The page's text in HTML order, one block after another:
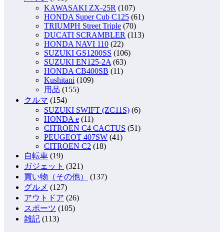
KAWASAKI ZX-25R (107)
HONDA Super Cub C125 (61)
TRIUMPH Street Triple (70)
DUCATI SCRAMBLER (113)
HONDA NAVI 110 (22)
SUZUKI GS1200SS (106)
SUZUKI EN125-2A (63)
HONDA CB400SB (11)
Kushitani (109)
用品 (155)
クルマ (154)
SUZUKI SWIFT (ZC11S) (6)
HONDA e (11)
CITROEN C4 CACTUS (51)
PEUGEOT 407SW (41)
CITROEN C2 (18)
自転車 (19)
ガジェット (321)
買い物（その他）
(137)
グルメ (127)
アウトドア (26)
スポーツ (105)
雑記 (113)